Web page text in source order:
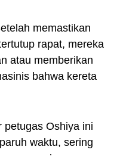
memastikan
rapat, mereka
atau memberikan
bahwa kereta
petugas Oshiya ini
waktu, sering